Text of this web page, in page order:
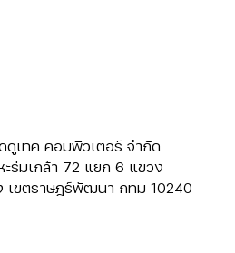
ดูเทค คอมพิวเตอร์ จำกัด
ะร่มเกล้า 72 แยก 6 แขวง
เขตราษฎร์พัฒนา กทม 10240